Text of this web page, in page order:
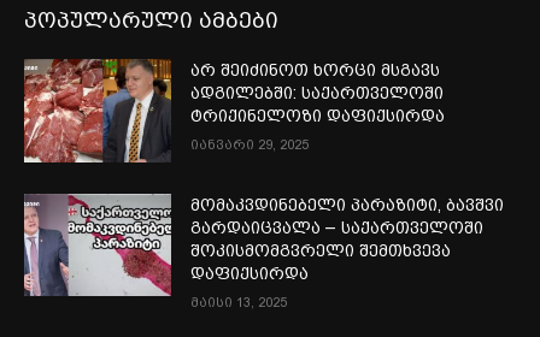
პოპულარული ამბები
არ შეიძინოთ ხორცი მსგავს
ადგილებში: საქართველოში
ტრიქინელოზი დაფიქსირდა
იანვარი 29, 2025
მომაკვდინებელი პარაზიტი, ბავშვი
გარდაიცვალა – საქართველოში
შოკისმომგვრელი შემთხვევა
დაფიქსირდა
მაისი 13, 2025